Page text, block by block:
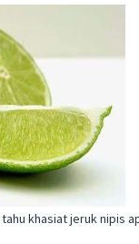
khasiat jeruk nipis